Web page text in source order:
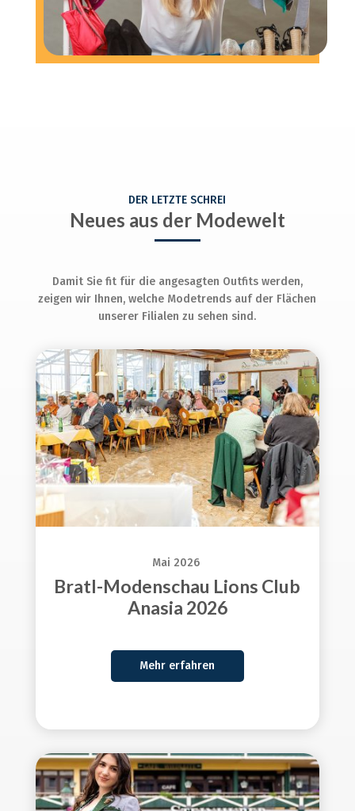
DER LETZTE SCHREI
Neues aus der Modewelt
Damit Sie fit für die angesagten Outfits werden,
zeigen wir Ihnen, welche Modetrends auf der Flächen
unserer Filialen zu sehen sind.
Mai 2026
Bratl-Modenschau Lions Club
Anasia 2026
Mehr erfahren